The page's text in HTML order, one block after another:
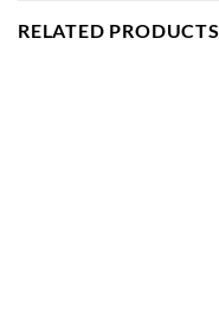
RELATED PRODUCTS